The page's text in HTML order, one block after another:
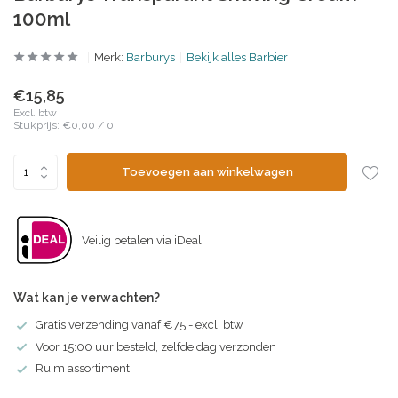
100ml
Merk: Barburys Bekijk alles Barbier
€15,85
Excl. btw
Stukprijs: €0,00 / 0
Toevoegen aan winkelwagen
Veilig betalen via iDeal
Wat kan je verwachten?
Gratis verzending vanaf €75,- excl. btw
Voor 15:00 uur besteld, zelfde dag verzonden
Ruim assortiment